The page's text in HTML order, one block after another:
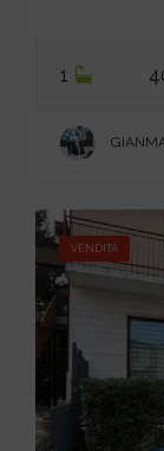
1
VENDITA